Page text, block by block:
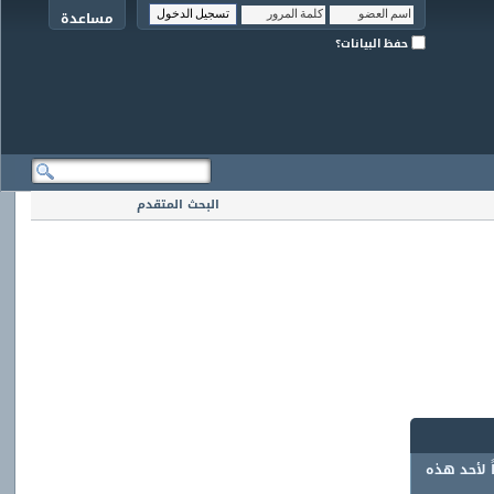
مساعدة
حفظ البيانات؟
البحث المتقدم
لأحد هذه